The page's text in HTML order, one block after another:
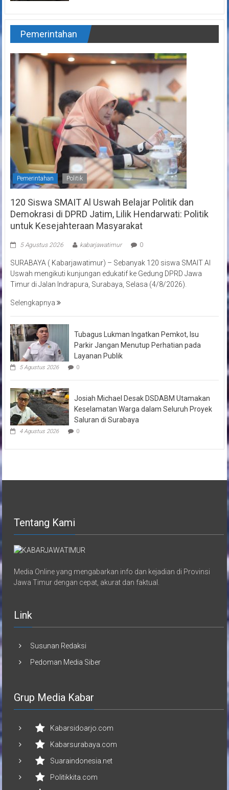
Pemerintahan
Pemerintahan Politik
120 Siswa SMAIT Al Uswah Belajar Politik dan
Demokrasi di DPRD Jatim, Lilik Hendarwati: Politik
untuk Kesejahteraan Masyarakat
5 Agustus 2026 kabarjawatimur 0
SURABAYA ( Kabarjawatimur) – Sebanyak 120 siswa SMAIT Al
Uswah mengikuti kunjungan edukatif ke Gedung DPRD Jawa
Timur di Jalan Indrapura, Surabaya, Selasa (4/8/2026).
Selengkapnya
Tubagus Lukman Ingatkan Pemkot, Isu
Parkir Jangan Menutup Perhatian pada
Layanan Publik
5 Agustus 2026 0
Josiah Michael Desak DSDABM Utamakan
Keselamatan Warga dalam Seluruh Proyek
Saluran di Surabaya
4 Agustus 2026 0
Tentang Kami
Media Online yang mengabarkan info dan kejadian di Provinsi
Jawa Timur dengan cepat, akurat dan faktual.
Link
Susunan Redaksi
Pedoman Media Siber
Grup Media Kabar
Kabarsidoarjo.com
Kabarsurabaya.com
Suaraindonesia.net
Politikkita.com